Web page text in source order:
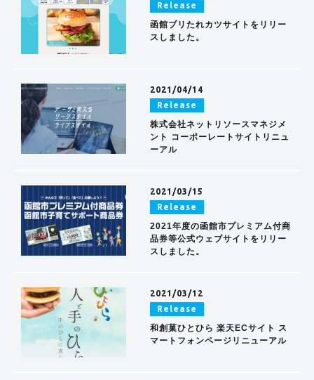
Release
函館ブリたれカツサイトをリリー
スしました。
2021/04/14
Release
株式会社ネットリソースマネジメ
ント コーポーレートサイトリニュ
ーアル
2021/03/15
Release
2021年度の函館市プレミアム付商
品券等公式ウェブサイトをリリー
スしました。
2021/03/12
Release
和創菓ひとひら 楽天ECサイト ス
マートフォンページリニューアル